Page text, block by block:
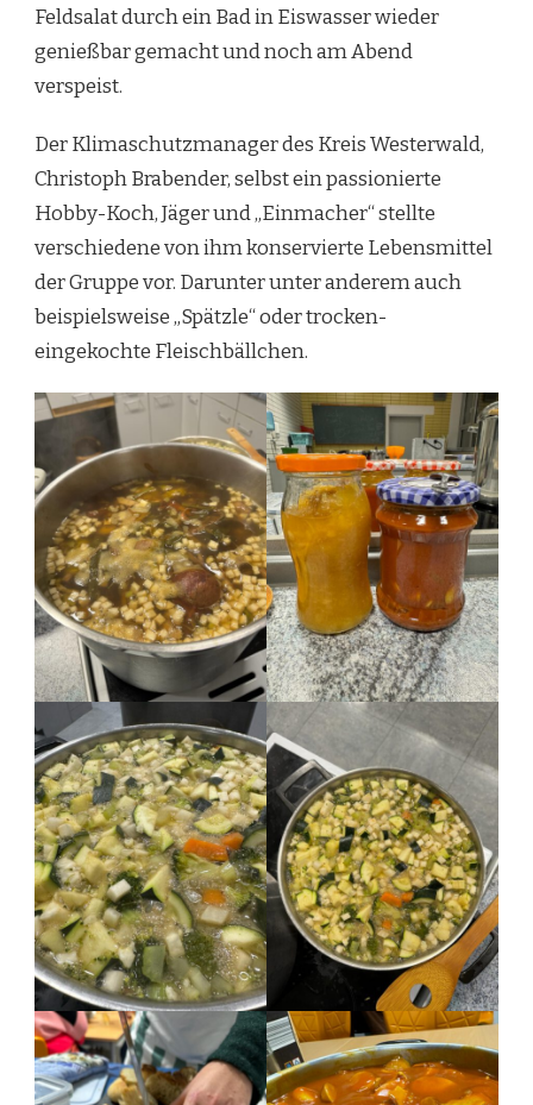
Feldsalat durch ein Bad in Eiswasser wieder
genießbar gemacht und noch am Abend
verspeist.
Der Klimaschutzmanager des Kreis Westerwald,
Christoph Brabender, selbst ein passionierte
Hobby-Koch, Jäger und „Einmacher“ stellte
verschiedene von ihm konservierte Lebensmittel
der Gruppe vor. Darunter unter anderem auch
beispielsweise „Spätzle“ oder trocken-
eingekochte Fleischbällchen.